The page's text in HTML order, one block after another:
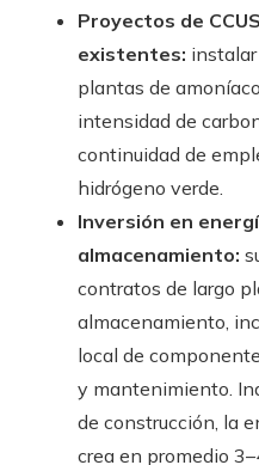
Proyectos de
existentes:
plantas de
intensidad de
continuidad de
hidrógeno verde.
Inversión en
almacenamiento:
contratos de largo
almacenamiento,
local de
y mantenimiento.
de construcción, la
crea en promedio